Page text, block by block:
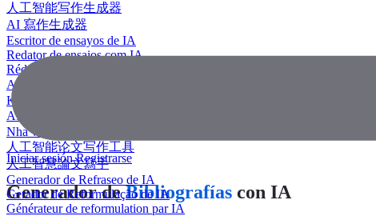
人工智能写作生成器
AI 寫作生成器
Escritor de ensayos de IA
Redator de ensaios com IA
Rédacteur d'essais IA
AIエッセイライター
KI Essay-Schreiber
AI 에세이 작성기
Nhà văn luận văn AI
人工智能论文写作工具
人工智慧論文寫手
Generador de Refraseo de IA
Gerador de Reformulação de IA
Générateur de reformulation par IA
Iniciar sesiónRegistrarse
Generador deBibliografías con IA